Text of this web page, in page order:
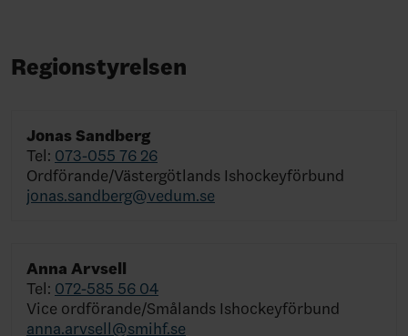
Regionstyrelsen
Jonas Sandberg
Tel: 073-055 76 26
Ordförande/Västergötlands Ishockeyförbund
jonas.sandberg@vedum.se
Anna Arvsell
Tel: 072-585 56 04
Vice ordförande/Smålands Ishockeyförbund
anna.arvsell@smihf.se